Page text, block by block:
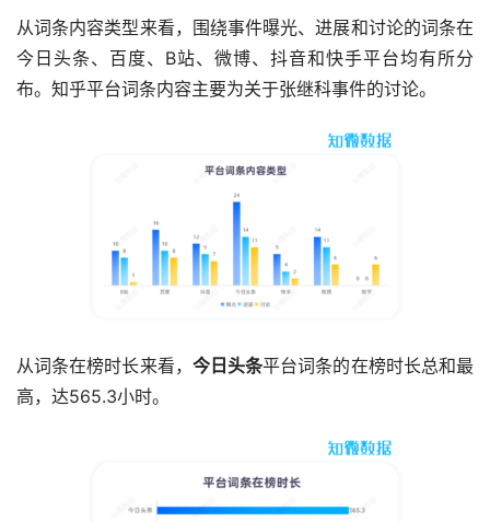
从词条内容类型来看，围绕事件曝光、进展和讨论的词条在
今日头条、百度、B站、微博、抖音和快手平台均有所分
布。知乎平台词条内容主要为关于张继科事件的讨论。
从词条在榜时长来看， 今日头条平台词条的在榜时长总和最
高，达565.3小时。